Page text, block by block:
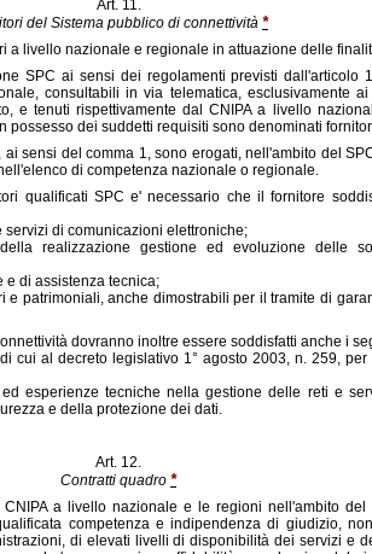
Art. 11.
del Sistema pubblico di connettività *
a livello nazionale e regionale in attuazione delle
SPC ai sensi dei regolamenti previsti dall'articolo
consultabili in via telematica, esclusivamente
e tenuti rispettivamente dal CNIPA a livello
possesso dei suddetti requisiti sono denominati
sensi del comma 1, sono erogati, nell'ambito del
di competenza nazionale o regionale.
qualificati SPC e' necessario che il fornitore
di comunicazioni elettroniche;
realizzazione gestione ed evoluzione delle
di assistenza tecnica;
patrimoniali, anche dimostrabili per il tramite di
dovranno inoltre essere soddisfatti anche i
cui al decreto legislativo 1° agosto 2003, n. 259, per
esperienze tecniche nella gestione delle reti e
e della protezione dei dati.
Art. 12.
Contratti quadro *
a livello nazionale e le regioni nell'ambito del
competenza e indipendenza di giudizio,
di elevati livelli di disponibilità dei servizi e